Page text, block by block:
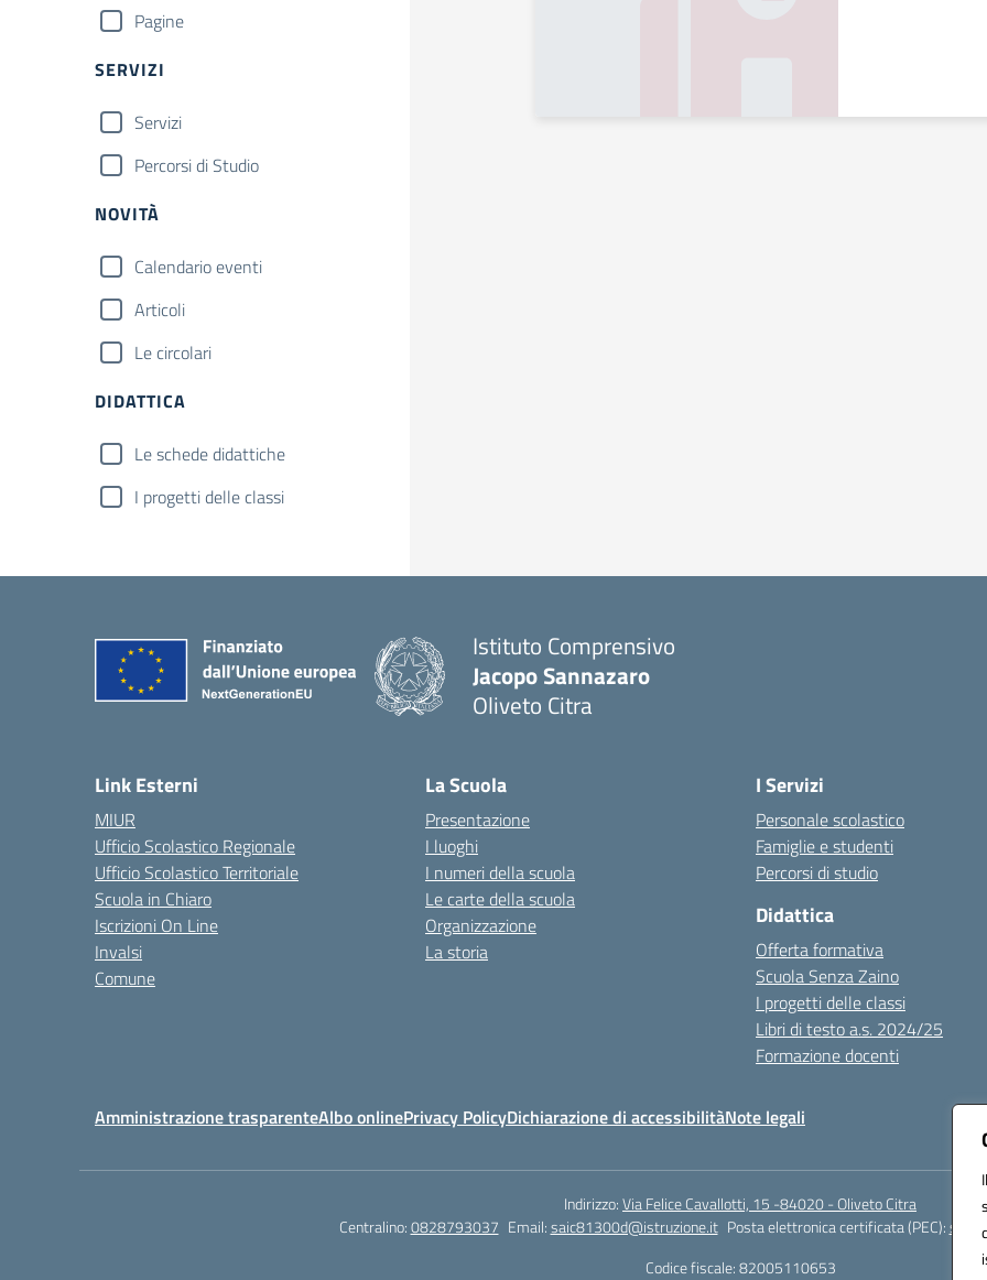
Pagine
SERVIZI
Servizi
Percorsi di Studio
NOVITÀ
Calendario eventi
Articoli
Le circolari
DIDATTICA
Le schede didattiche
I progetti delle classi
Istituto Comprensivo
Jacopo Sannazaro
Oliveto Citra
Link Esterni
MIUR
Ufficio Scolastico Regionale
Ufficio Scolastico Territoriale
Scuola in Chiaro
Iscrizioni On Line
Invalsi
Comune
La Scuola
Presentazione
I luoghi
I numeri della scuola
Le carte della scuola
Organizzazione
La storia
I Servizi
Personale scolastico
Famiglie e studenti
Percorsi di studio
Didattica
Offerta formativa
Scuola Senza Zaino
I progetti delle classi
Libri di testo a.s. 2024/25
Formazione docenti
Amministrazione trasparenteAlbo onlinePrivacy PolicyDichiarazione di accessibilitàNote legali
Indirizzo:Via Felice Cavallotti, 15 -84020 - Oliveto Citra
Centralino:0828793037 Email:saic81300d@istruzione.it Posta elettronica certificata (PEC):
Codice fiscale: 82005110653